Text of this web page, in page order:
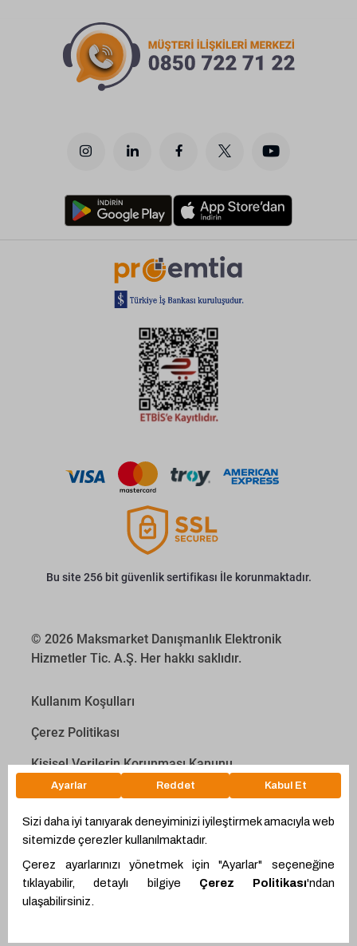
WhatsApp
Teklif Hattı
Bu site 256 bit güvenlik sertifikası İle korunmaktadır.
© 2026 Maksmarket Danışmanlık Elektronik
Hizmetler Tic. A.Ş. Her hakkı saklıdır.
Kullanım Koşulları
Çerez Politikası
Kişisel Verilerin Korunması Kanunu
İletişim Aydınlatma Metni
Proyakıt
Ödeme Hesaplama Aracı